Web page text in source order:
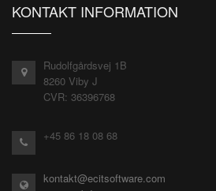
KONTAKT INFORMATION
Rudolfgårdsvej 1B
8260 Viby J
CVR: 36396768
+45 86 18 08 68
kontakt@ecitsoftware.com